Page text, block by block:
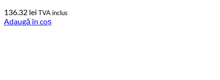
136.32 lei TVA inclus
Adaugă în coș